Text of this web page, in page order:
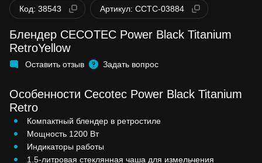
Код: 38543 Артикул: CCTC-03884
Блендер CECOTEC Power Black Titanium
RetroYellow
Оставить отзыв Задать вопрос
Особенности Cecotec Power Black Titanium
Retro
Компактный блендер в ретростиле
Мощность 1200 Вт
Индикаторы работы
1.5-литровая стеклянная чаша для измельчения